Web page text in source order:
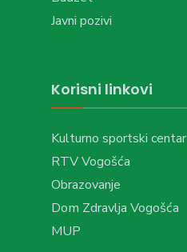
Javni pozivi
Korisni linkovi
Kulturno sportski centar
RTV Vogošća
Obrazovanje
Dom Zdravlja Vogošća
MUP